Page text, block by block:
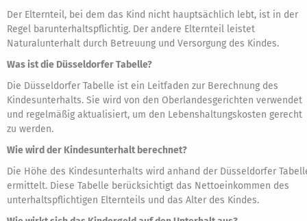
Der Elternteil, bei dem das Kind nicht hauptsächlich lebt, ist in der
Regel barunterhaltspflichtig. Der andere Elternteil leistet
Naturalunterhalt durch Betreuung und Versorgung des Kindes.
Was ist die Düsseldorfer Tabelle?
Die Düsseldorfer Tabelle ist ein Leitfaden zur Berechnung des
Kindesunterhalts. Sie wird von den Oberlandesgerichten verwendet
und regelmäßig aktualisiert, um den Lebenshaltungskosten gerecht
zu werden.
Wie wird der Kindesunterhalt berechnet?
Die Höhe des Kindesunterhalts wird anhand der Düsseldorfer
ermittelt. Diese Tabelle berücksichtigt das Nettoeinkommen des
unterhaltspflichtigen Elternteils und das Alter des Kindes.